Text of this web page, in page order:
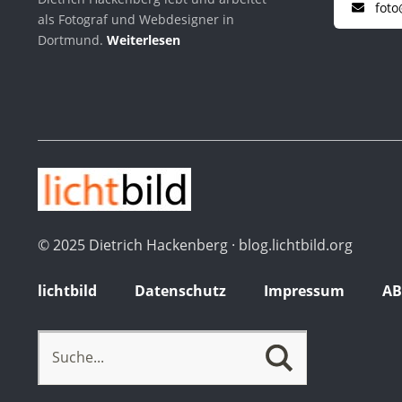
als Fotograf und Webdesigner in
Dortmund. Weiterlesen
© 2025 Dietrich Hackenberg · blog.lichtbild.org
lichtbild Datenschutz Impressum